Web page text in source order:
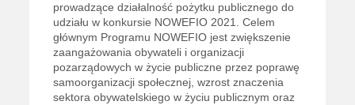
prowadzące działalność pożytku publicznego do
udziału w konkursie NOWEFIO 2021. Celem
głównym Programu NOWEFIO jest zwiększenie
zaangażowania obywateli i organizacji
pozarządowych w życie publiczne przez poprawę
samoorganizacji społecznej, wzrost znaczenia
sektora obywatelskiego w życiu publicznym oraz